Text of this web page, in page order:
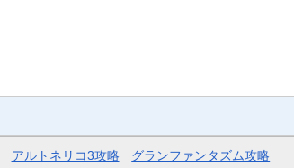
アルトネリコ3攻略 グランファンタズム攻略